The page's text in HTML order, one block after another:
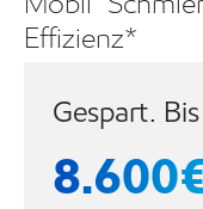
Effizienz*
Gespart.